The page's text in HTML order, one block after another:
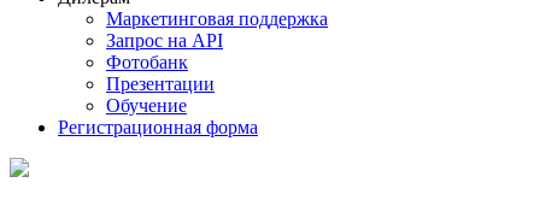
Маркетинговая поддержка
Запрос на API
Фотобанк
Презентации
Обучение
Регистрационная форма